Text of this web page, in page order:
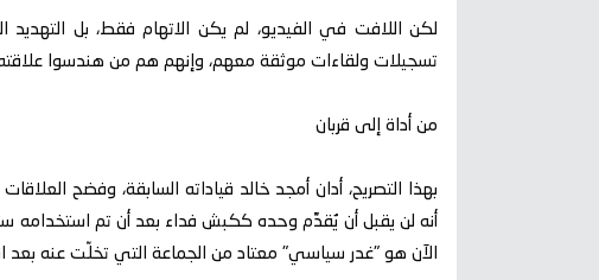
لكن اللافت في الفيديو، لم يكن الاتهام فقط، بل التهديد
تسجيلات ولقاءات موثقة معهم، وإنهم هم من هندسوا علاقته
من أداة إلى قربان
بهذا التصريح، أدان أمجد خالد قياداته السابقة، وفضح
أنه لن يقبل أن يُقدَّم وحده ككبش فداء بعد أن تم استخدامه
الآن هو "غدر سياسي" معتاد من الجماعة التي تخلّت عنه بعد